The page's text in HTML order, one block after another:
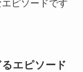
ピソードです
エピソード